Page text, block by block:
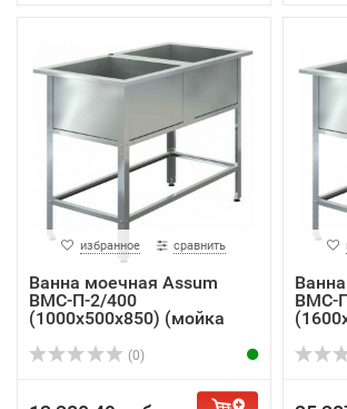
избранное сравнить
Ванна моечная Assum
ВМС-П-2/400
(1000х500х850) (мойка
AIS...
(0)
ВМС-